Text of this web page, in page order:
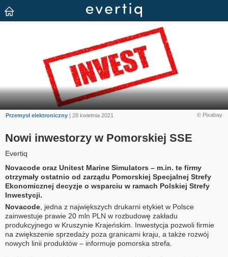
© Pixabay
Przemysł elektroniczny | 28 kwietnia 2021
Nowi inwestorzy w Pomorskiej SSE
Evertiq
Novacode oraz Unitest Marine Simulators – m.in. te firmy
otrzymały ostatnio od zarządu Pomorskiej Specjalnej Strefy
Ekonomicznej decyzje o wsparciu w ramach Polskiej Strefy
Inwestycji.
Novacode, jedna z największych drukarni etykiet w Polsce
zainwestuje prawie 20 mln PLN w rozbudowę zakładu
produkcyjnego w Kruszynie Krajeńskim. Inwestycja pozwoli firmie
na zwiększenie sprzedaży poza granicami kraju, a także rozwój
nowych linii produktów – informuje pomorska strefa.